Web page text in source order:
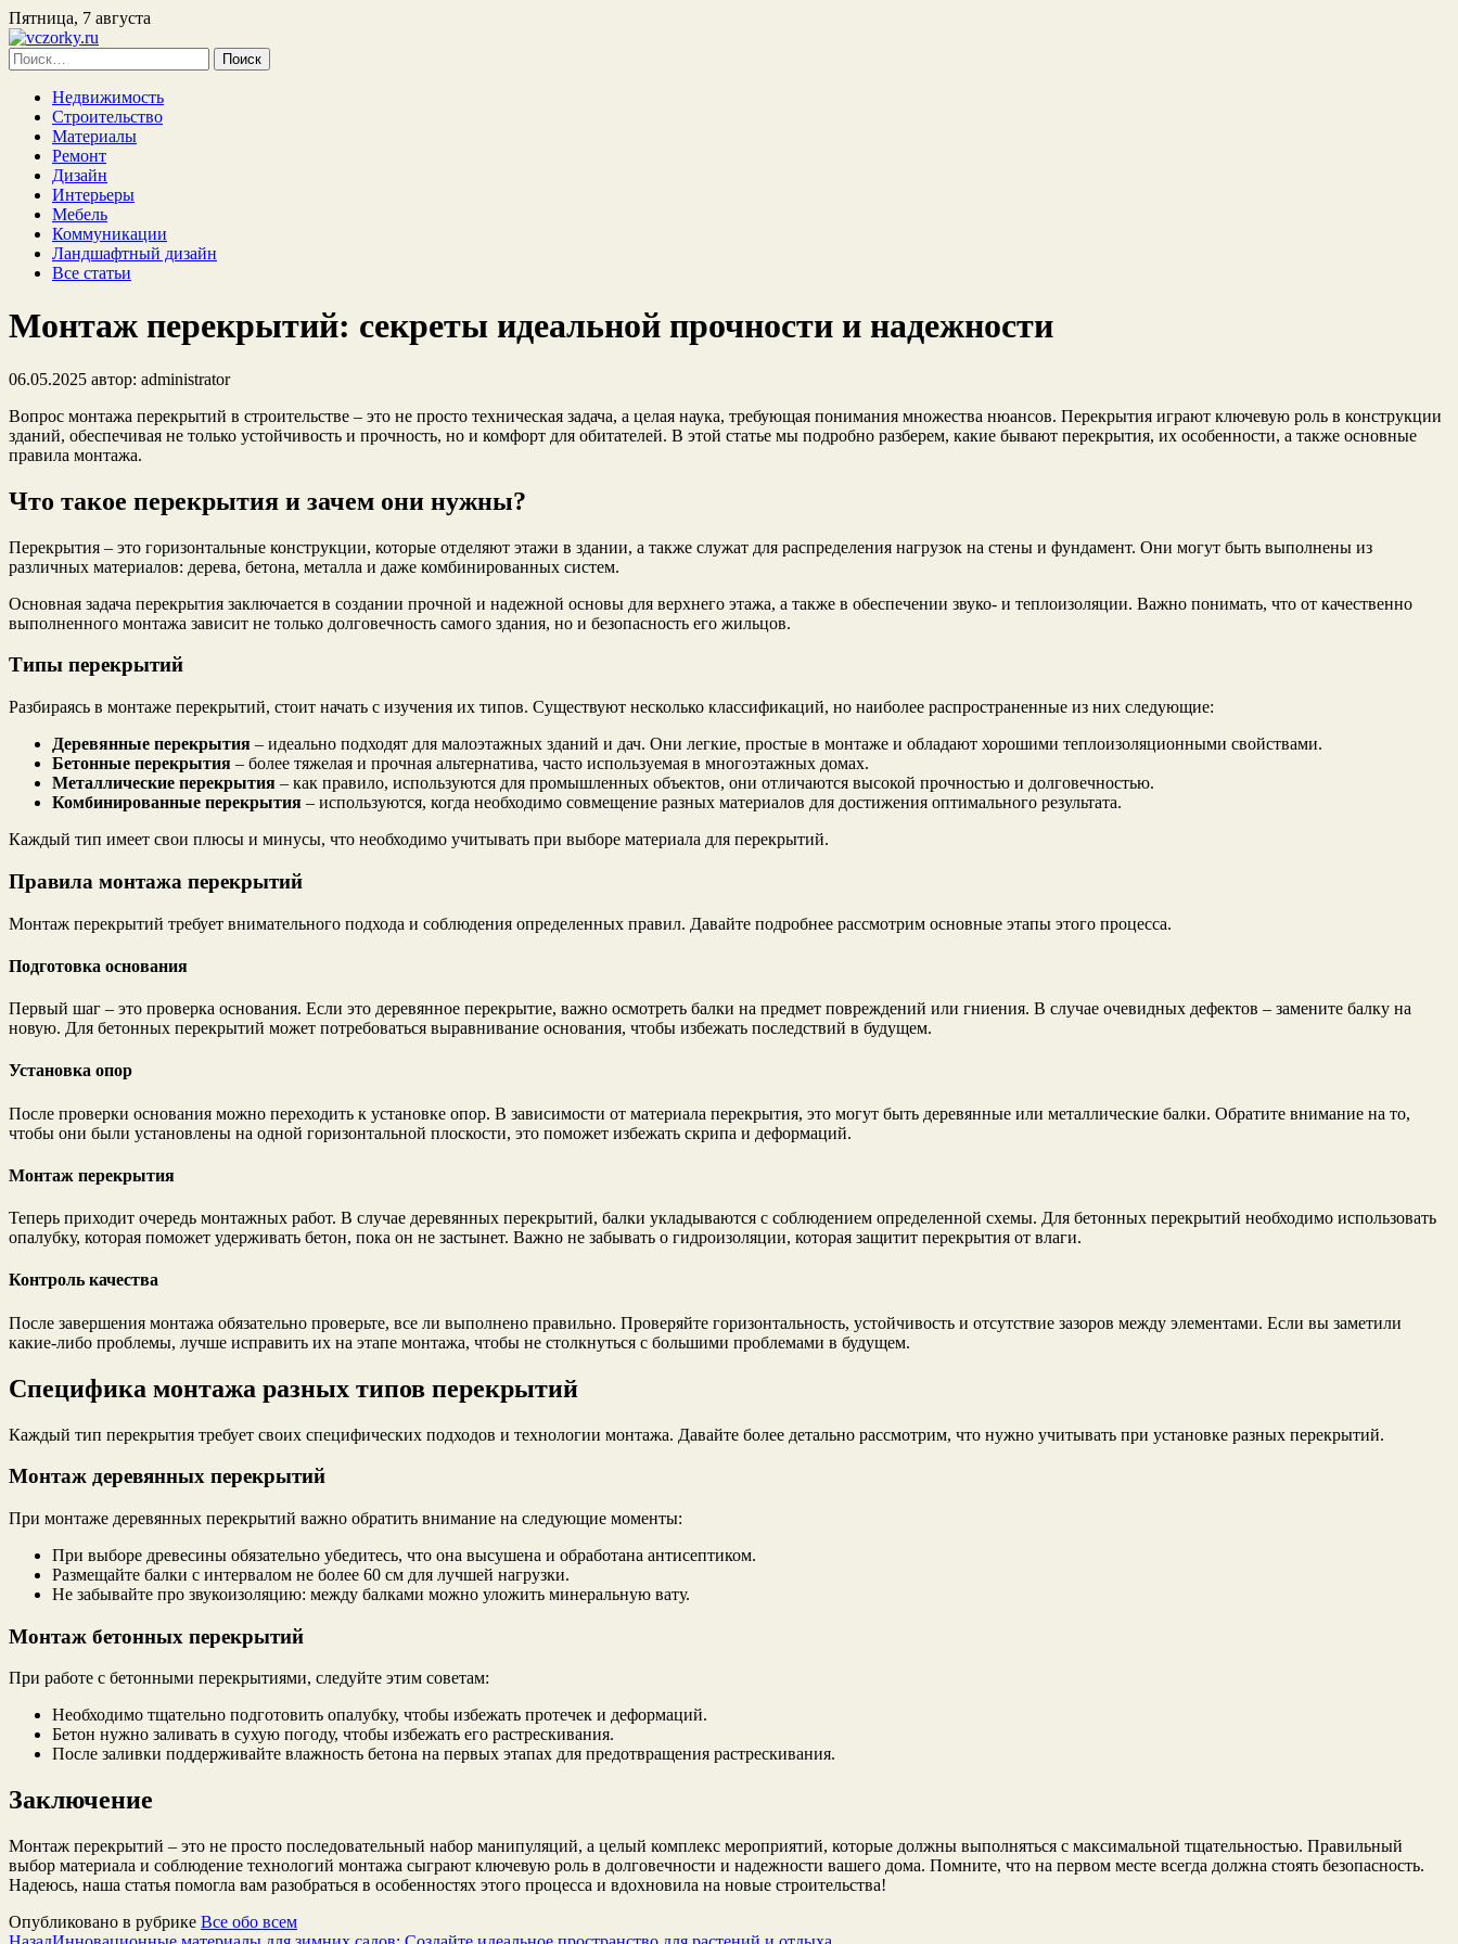
Пятница, 7 августа
Найти:
Недвижимость
Строительство
Материалы
Ремонт
Дизайн
Интерьеры
Мебель
Коммуникации
Ландшафтный дизайн
Все статьи
Монтаж перекрытий: секреты идеальной прочности и надежности
06.05.2025 автор: administrator
Вопрос монтажа перекрытий в строительстве – это не просто техническая задача, а целая наука, требующая понимания множества нюансов. Перекрытия играют ключевую роль в конструкции
зданий, обеспечивая не только устойчивость и прочность, но и комфорт для обитателей. В этой статье мы подробно разберем, какие бывают перекрытия, их особенности, а также основные
правила монтажа.
Что такое перекрытия и зачем они нужны?
Перекрытия – это горизонтальные конструкции, которые отделяют этажи в здании, а также служат для распределения нагрузок на стены и фундамент. Они могут быть выполнены из
различных материалов: дерева, бетона, металла и даже комбинированных систем.
Основная задача перекрытия заключается в создании прочной и надежной основы для верхнего этажа, а также в обеспечении звуко- и теплоизоляции. Важно понимать, что от качественно
выполненного монтажа зависит не только долговечность самого здания, но и безопасность его жильцов.
Типы перекрытий
Разбираясь в монтаже перекрытий, стоит начать с изучения их типов. Существуют несколько классификаций, но наиболее распространенные из них следующие:
Деревянные перекрытия – идеально подходят для малоэтажных зданий и дач. Они легкие, простые в монтаже и обладают хорошими теплоизоляционными свойствами.
Бетонные перекрытия – более тяжелая и прочная альтернатива, часто используемая в многоэтажных домах.
Металлические перекрытия – как правило, используются для промышленных объектов, они отличаются высокой прочностью и долговечностью.
Комбинированные перекрытия – используются, когда необходимо совмещение разных материалов для достижения оптимального результата.
Каждый тип имеет свои плюсы и минусы, что необходимо учитывать при выборе материала для перекрытий.
Правила монтажа перекрытий
Монтаж перекрытий требует внимательного подхода и соблюдения определенных правил. Давайте подробнее рассмотрим основные этапы этого процесса.
Подготовка основания
Первый шаг – это проверка основания. Если это деревянное перекрытие, важно осмотреть балки на предмет повреждений или гниения. В случае очевидных дефектов – замените балку на
новую. Для бетонных перекрытий может потребоваться выравнивание основания, чтобы избежать последствий в будущем.
Установка опор
После проверки основания можно переходить к установке опор. В зависимости от материала перекрытия, это могут быть деревянные или металлические балки. Обратите внимание на то,
чтобы они были установлены на одной горизонтальной плоскости, это поможет избежать скрипа и деформаций.
Монтаж перекрытия
Теперь приходит очередь монтажных работ. В случае деревянных перекрытий, балки укладываются с соблюдением определенной схемы. Для бетонных перекрытий необходимо использовать
опалубку, которая поможет удерживать бетон, пока он не застынет. Важно не забывать о гидроизоляции, которая защитит перекрытия от влаги.
Контроль качества
После завершения монтажа обязательно проверьте, все ли выполнено правильно. Проверяйте горизонтальность, устойчивость и отсутствие зазоров между элементами. Если вы заметили
какие-либо проблемы, лучше исправить их на этапе монтажа, чтобы не столкнуться с большими проблемами в будущем.
Специфика монтажа разных типов перекрытий
Каждый тип перекрытия требует своих специфических подходов и технологии монтажа. Давайте более детально рассмотрим, что нужно учитывать при установке разных перекрытий.
Монтаж деревянных перекрытий
При монтаже деревянных перекрытий важно обратить внимание на следующие моменты:
При выборе древесины обязательно убедитесь, что она высушена и обработана антисептиком.
Размещайте балки с интервалом не более 60 см для лучшей нагрузки.
Не забывайте про звукоизоляцию: между балками можно уложить минеральную вату.
Монтаж бетонных перекрытий
При работе с бетонными перекрытиями, следуйте этим советам:
Необходимо тщательно подготовить опалубку, чтобы избежать протечек и деформаций.
Бетон нужно заливать в сухую погоду, чтобы избежать его растрескивания.
После заливки поддерживайте влажность бетона на первых этапах для предотвращения растрескивания.
Заключение
Монтаж перекрытий – это не просто последовательный набор манипуляций, а целый комплекс мероприятий, которые должны выполняться с максимальной тщательностью. Правильный
выбор материала и соблюдение технологий монтажа сыграют ключевую роль в долговечности и надежности вашего дома. Помните, что на первом месте всегда должна стоять безопасность.
Надеюсь, наша статья помогла вам разобраться в особенностях этого процесса и вдохновила на новые строительства!
Опубликовано в рубрике Все обо всем